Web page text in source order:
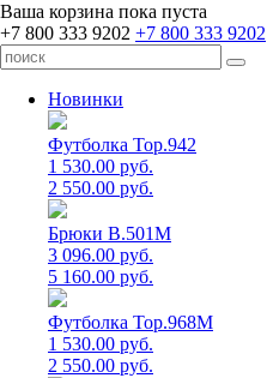
Ваша корзина пока пуста
+7 800 333 9202 +7 800 333 9202
Новинки
Футболка Top.942
1 530.00 руб.
2 550.00 руб.
Брюки B.501M
3 096.00 руб.
5 160.00 руб.
Футболка Top.968M
1 530.00 руб.
2 550.00 руб.